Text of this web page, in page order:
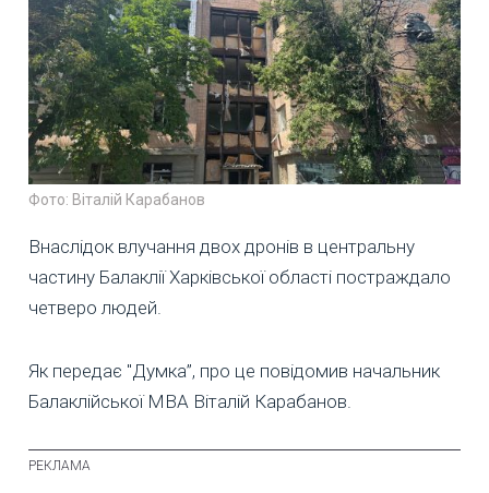
Фото: Віталій Карабанов
Внаслідок влучання двох дронів в центральну
частину Балаклії Харківської області постраждало
четверо людей.
Як передає "Думка”, про це повідомив начальник
Балаклійської МВА Віталій Карабанов.